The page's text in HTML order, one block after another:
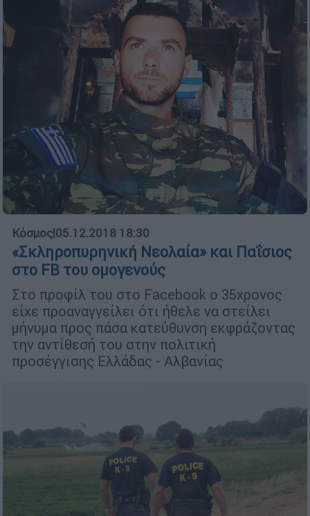
Κόσμος|05.12.2018 18:30
«Σκληροπυρηνική Νεολαία» και Παΐσιος
στο FB του ομογενούς
Στο προφίλ του στο Facebook ο 35χρονος
είχε προαναγγείλει ότι ήθελε να στείλει
μήνυμα προς πάσα κατεύθυνση εκφράζοντας
την αντίθεσή του στην πολιτική
προσέγγισης Ελλάδας - Αλβανίας